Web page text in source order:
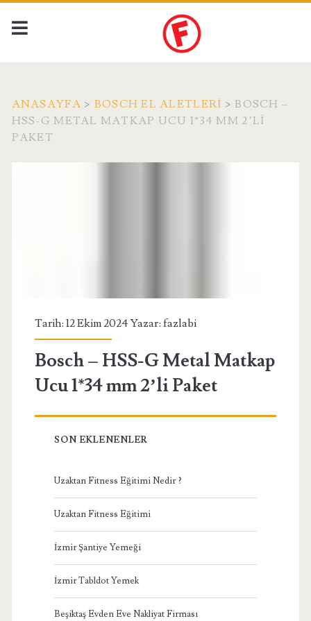
ANASAYFA > BOSCH EL ALETLERI >BOSCH –
HSS-G METAL MATKAP UCU 1*34 MM 2’LI
PAKET
Tarih: 12 Ekim 2024 Yazar: fazlabi
Bosch – HSS-G Metal Matkap
Ucu 1*34 mm 2’li Paket
SON EKLENENLER
Uzaktan Fitness Eğitimi Nedir ?
Uzaktan Fitness Eğitimi
İzmir Şantiye Yemeği
İzmir Tabldot Yemek
Beşiktaş Evden Eve Nakliyat Firması